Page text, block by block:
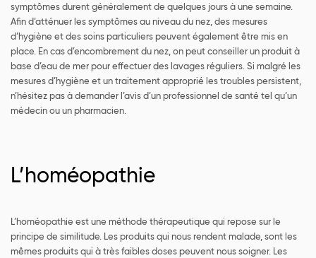
symptômes durent généralement de quelques jours à une semaine.
Afin d’atténuer les symptômes au niveau du nez, des mesures
d’hygiène et des soins particuliers peuvent également être mis en
place. En cas d’encombrement du nez, on peut conseiller un produit à
base d’eau de mer pour effectuer des lavages réguliers. Si malgré les
mesures d’hygiène et un traitement approprié les troubles persistent,
n’hésitez pas à demander l’avis d’un professionnel de santé tel qu’un
médecin ou un pharmacien.
L’homéopathie
L’homéopathie est une méthode thérapeutique qui repose sur le
principe de similitude. Les produits qui nous rendent malade, sont les
mêmes produits qui à très faibles doses peuvent nous soigner. Les